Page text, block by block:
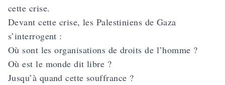
cette crise.
Devant cette crise, les Palestiniens de Gaza
s’interrogent :
Où sont les organisations de droits de l’homme ?
Où est le monde dit libre ?
Jusqu’à quand cette souffrance ?